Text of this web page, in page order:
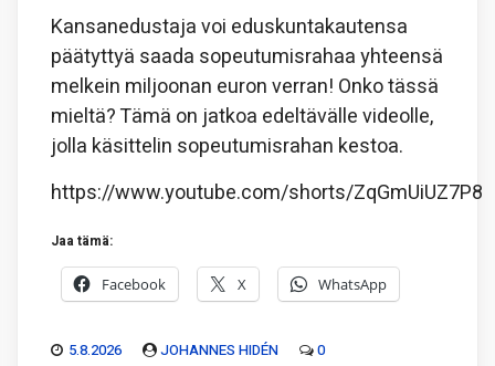
Kansanedustaja voi eduskuntakautensa
päätyttyä saada sopeutumisrahaa yhteensä
melkein miljoonan euron verran! Onko tässä
mieltä? Tämä on jatkoa edeltävälle videolle,
jolla käsittelin sopeutumisrahan kestoa.
https://www.youtube.com/shorts/ZqGmUiUZ7P8
Jaa tämä:
Facebook X WhatsApp
5.8.2026 JOHANNES HIDÉN 0